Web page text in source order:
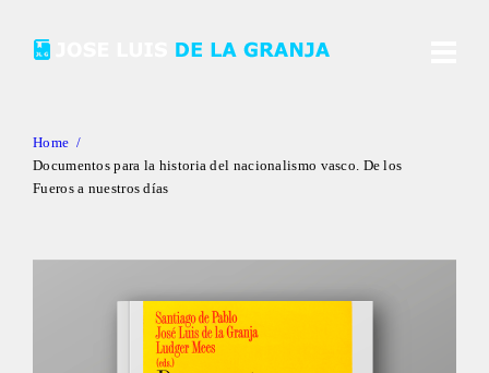
Home
Documentos para la historia del nacionalismo vasco. De los
Fueros a nuestros días